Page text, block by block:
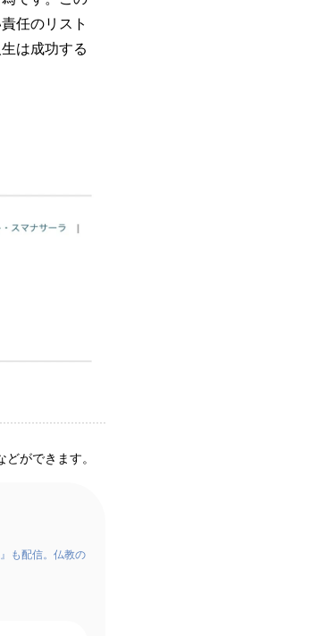
任のリスト
は成功する
ができます。
も配信。仏教の